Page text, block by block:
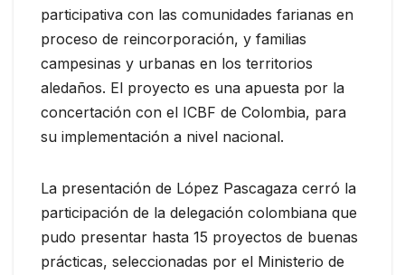
participativa con las comunidades farianas en
proceso de reincorporación, y familias
campesinas y urbanas en los territorios
aledaños. El proyecto es una apuesta por la
concertación con el ICBF de Colombia, para
su implementación a nivel nacional.
La presentación de López Pascagaza cerró la
participación de la delegación colombiana que
pudo presentar hasta 15 proyectos de buenas
prácticas, seleccionadas por el Ministerio de